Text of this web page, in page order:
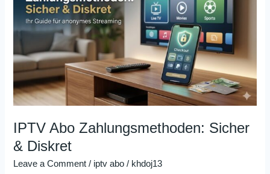
IPTV Abo Zahlungsmethoden: Sicher
& Diskret
Leave a Comment / iptv abo / khdoj13
Zahlungsmethoden:
Sicher
&
Diskret